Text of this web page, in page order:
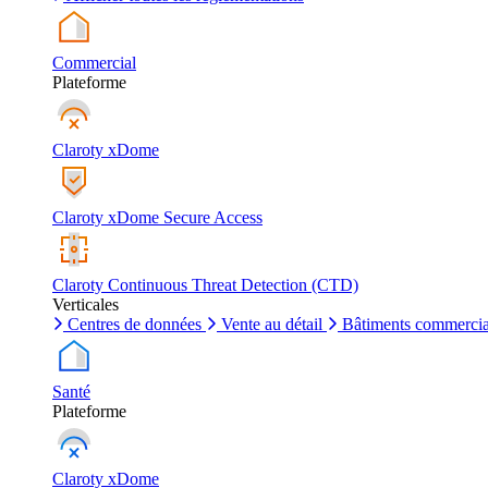
Commercial
Plateforme
Claroty xDome
Claroty xDome Secure Access
Claroty Continuous Threat Detection (CTD)
Verticales
Centres de données
Vente au détail Bâtiments
Santé
Plateforme
Claroty xDome